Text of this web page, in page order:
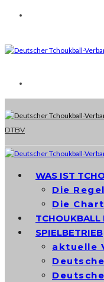
DTBV
WAS IST
Die
Die
TCHOUKBALL
SPIELBETRIEB
aktuelle